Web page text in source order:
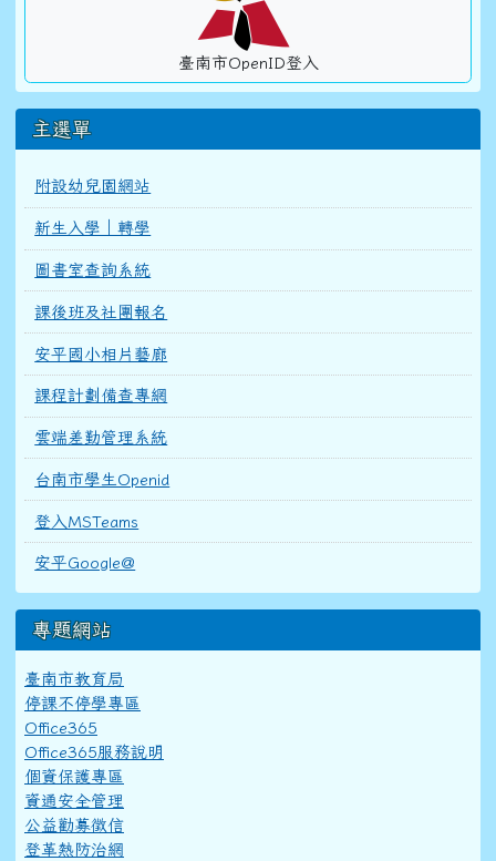
臺南市OpenID登入
主選單
附設幼兒園網站
新生入學｜轉學
圖書室查詢系統
課後班及社團報名
安平國小相片藝廊
課程計劃備查專網
雲端差勤管理系統
台南市學生Openid
登入MSTeams
安平Google@
專題網站
臺南市教育局
停課不停學專區
Office365
Office365服務說明
個資保護專區
資通安全管理
公益勸募徵信
登革熱防治網